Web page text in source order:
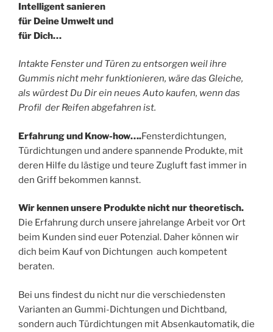
Intelligent sanieren
für Deine Umwelt und
für Dich…
Intakte Fenster und Türen zu entsorgen weil ihre
Gummis nicht mehr funktionieren, wäre das Gleiche,
als würdest Du Dir ein neues Auto kaufen, wenn das
Profil der Reifen abgefahren ist.
Erfahrung und Know-how….Fensterdichtungen,
Türdichtungen und andere spannende Produkte, mit
deren Hilfe du lästige und teure Zugluft fast immer in
den Griff bekommen kannst.
Wir kennen unsere Produkte nicht nur theoretisch.
Die Erfahrung durch unsere jahrelange Arbeit vor Ort
beim Kunden sind euer Potenzial. Daher können wir
dich beim Kauf von Dichtungen auch kompetent
beraten.
Bei uns findest du nicht nur die verschiedensten
Varianten an Gummi-Dichtungen und Dichtband,
sondern auch Türdichtungen mit Absenkautomatik, die